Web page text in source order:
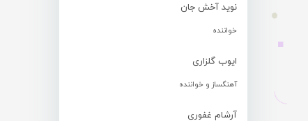
نوید آخش جان
خواننده
ایوب گلزاری
آهنگساز و خواننده
آرشام غفوری